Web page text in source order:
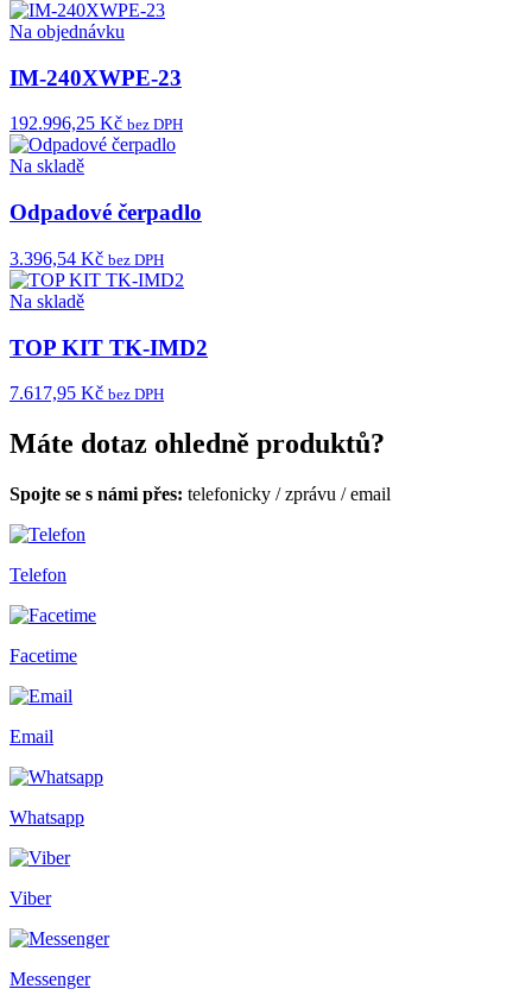
Na objednávku
IM-240XWPE-23
192.996,25 Kč bez DPH
Na skladě
Odpadové čerpadlo
3.396,54 Kč bez DPH
Na skladě
TOP KIT TK-IMD2
7.617,95 Kč bez DPH
Máte dotaz ohledně produktů?
Spojte se s námi přes: telefonicky /zprávu /email
Telefon
Facetime
Email
Whatsapp
Viber
Messenger